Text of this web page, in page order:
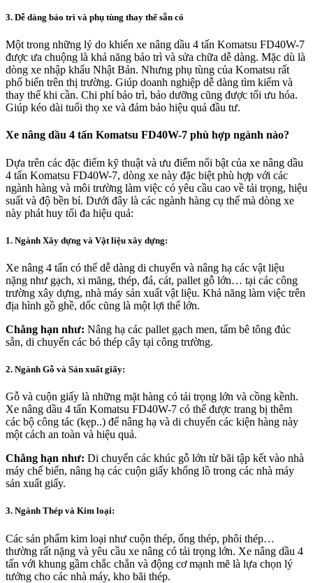
3. Dễ dàng bảo trì và phụ tùng thay thế sẵn có
Một trong những lý do khiến xe nâng dầu 4 tấn Komatsu FD40W-7
được ưa chuộng là khả năng bảo trì và sửa chữa dễ dàng. Mặc dù là
dòng xe nhập khẩu Nhật Bản. Nhưng phụ tùng của Komatsu rất
phổ biến trên thị trường. Giúp doanh nghiệp dễ dàng tìm kiếm và
thay thế khi cần. Chi phí bảo trì, bảo dưỡng cũng được tối ưu hóa.
Giúp kéo dài tuổi thọ xe và đảm bảo hiệu quả đầu tư.
Xe nâng dầu 4 tấn Komatsu FD40W-7 phù hợp ngành nào?
Dựa trên các đặc điểm kỹ thuật và ưu điểm nổi bật của xe nâng dầu
4 tấn Komatsu FD40W-7, dòng xe này đặc biệt phù hợp với các
ngành hàng và môi trường làm việc có yêu cầu cao về tải trọng, hiệu
suất và độ bền bỉ. Dưới đây là các ngành hàng cụ thể mà dòng xe
này phát huy tối đa hiệu quả:
1. Ngành Xây dựng và Vật liệu xây dựng:
Xe nâng 4 tấn có thể dễ dàng di chuyển và nâng hạ các vật liệu
nặng như gạch, xi măng, thép, đá, cát, pallet gỗ lớn… tại các công
trường xây dựng, nhà máy sản xuất vật liệu. Khả năng làm việc trên
địa hình gồ ghề, dốc cũng là một lợi thế lớn.
Chẳng hạn như: Nâng hạ các pallet gạch men, tấm bê tông đúc
sẵn, di chuyển các bó thép cây tại công trường.
2. Ngành Gỗ và Sản xuất giấy:
Gỗ và cuộn giấy là những mặt hàng có tải trọng lớn và cồng kềnh.
Xe nâng dầu 4 tấn Komatsu FD40W-7 có thể được trang bị thêm
các bộ công tác (kẹp..) để nâng hạ và di chuyển các kiện hàng này
một cách an toàn và hiệu quả.
Chẳng hạn như: Di chuyển các khúc gỗ lớn từ bãi tập kết vào nhà
máy chế biến, nâng hạ các cuộn giấy khổng lồ trong các nhà máy
sản xuất giấy.
3. Ngành Thép và Kim loại:
Các sản phẩm kim loại như cuộn thép, ống thép, phôi thép…
thường rất nặng và yêu cầu xe nâng có tải trọng lớn. Xe nâng dầu 4
tấn với khung gầm chắc chắn và động cơ mạnh mẽ là lựa chọn lý
tưởng cho các nhà máy, kho bãi thép.